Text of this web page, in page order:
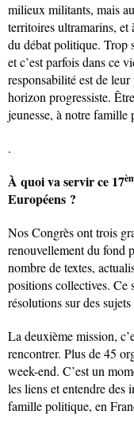
milieux militants, mais
territoires ultramarins, et
du débat politique. Trop
et c’est parfois dans ce
responsabilité est de
horizon progressiste.
jeunesse, à notre famille
.
À quoi va servir ce 17
Européens ?
Nos Congrès ont trois
renouvellement du fond
nombre de textes,
positions collectives. Ce
résolutions sur des
La deuxième mission,
rencontrer. Plus de 45
week-end. C’est un
les liens et entendre des
famille politique, en